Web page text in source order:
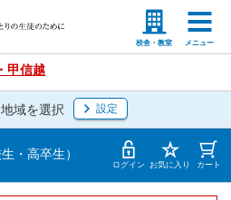
校舎・教室 メニュー
高等学校の先生
甲信越
域を選択 設定
・高卒生）
ログイン お気に入り カート